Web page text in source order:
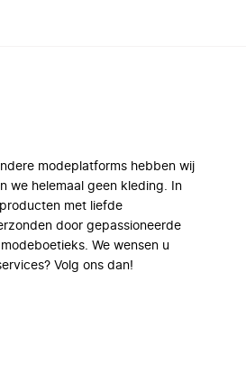
modeplatforms hebben wij
we helemaal geen kleding. In
met liefde
door gepassioneerde
We wensen u
Volg ons dan!